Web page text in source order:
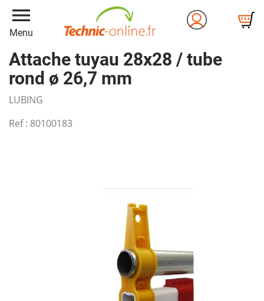
menu
Menu
Attache tuyau 28x28 / tube
rond ø 26,7 mm
LUBING
Ref : 80100183